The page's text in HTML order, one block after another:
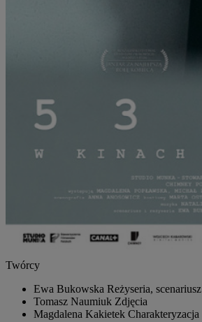
Twórcy
Ewa Bukowska Reżyseria, scenariusz
Tomasz Naumiuk Zdjęcia
Magdalena Kakietek Charakteryzacja